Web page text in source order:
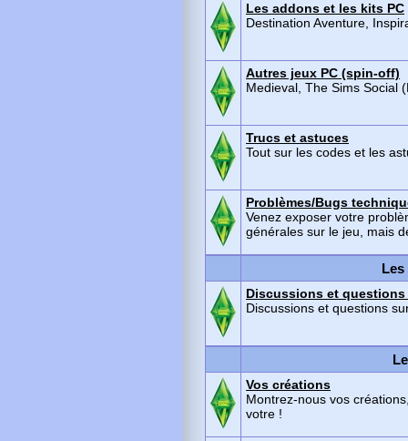
Les addons et les kits PC
Destination Aventure,
Autres jeux PC (spin-off)
Medieval, The Sims Social
Trucs et astuces
Tout sur les codes et les
Problèmes/Bugs
Venez exposer votre
générales sur le jeu, mais
Discussions et
Discussions et questions
Vos créations
Montrez-nous vos
votre !